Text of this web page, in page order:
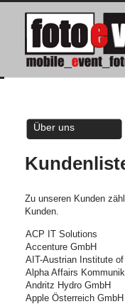
Zu unseren Kunden
Kunden.
ACP IT Solutions
Accenture GmbH
AIT-Austrian Institute
Alpha Affairs
Andritz Hydro GmbH
Apple Österreich GmbH
Über uns